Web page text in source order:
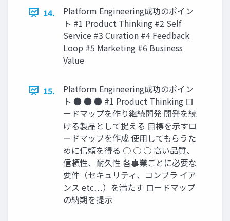
14.
Platform Engineering成功のポイン
ト #1 Product Thinking #2 Self
Service #3 Curation #4 Feedback
Loop #5 Marketing #6 Business
Value
15.
Platform Engineering成功のポイン
ト ● ● ● #1 Product Thinking ロ
ードマップを作り継続開発 開発を続
ける製品として捉える 目標を示すロ
ードマップを作成 使用してもらうた
めに信頼を得る ○ ○ ○ 高い品質、
信頼性、耐久性 各事業ごとに必要な
要件（セキュリティ、コンプラ イア
ンス etc…）を満たす ロードマップ
の納期を提示